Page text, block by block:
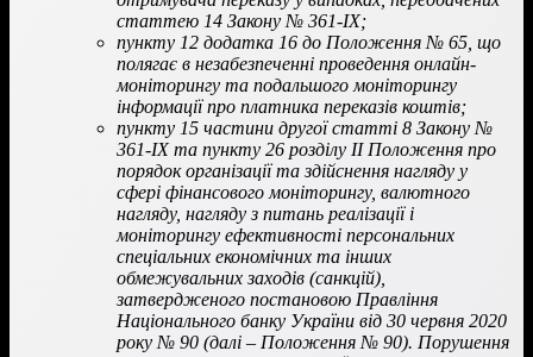
статтею 14 Закону № 361-IX;
пункту 12 додатка 16 до Положення № 65, що
полягає в незабезпеченні проведення онлайн-
моніторингу та подальшого моніторингу
інформації про платника переказів коштів;
пункту 15 частини другої статті 8 Закону №
361-ІХ та пункту 26 розділу ІІ Положення про
порядок організації та здійснення нагляду у
сфері фінансового моніторингу, валютного
нагляду, нагляду з питань реалізації і
моніторингу ефективності персональних
спеціальних економічних та інших
обмежувальних заходів (санкцій),
затвердженого постановою Правління
Національного банку України від 30 червня 2020
року № 90 (далі – Положення № 90). Порушення